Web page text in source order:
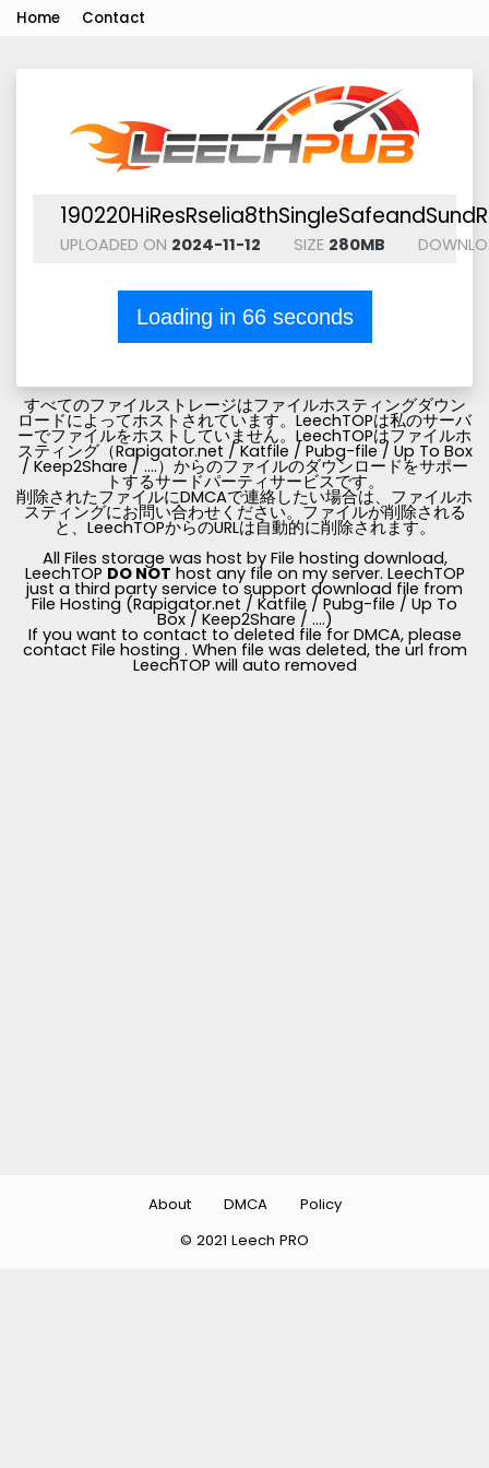
Home Contact
UPLOADED ON 2024-11-12 SIZE 280MB
Loading in 66seconds
すべてのファイルストレージはファイルホスティングダウン
ロードによってホストされています。LeechTOPは私のサーバ
ーでファイルをホストしていません。LeechTOPはファイルホ
スティング（Rapigator.net / Katfile / Pubg-file / Up To Box
/ Keep2Share / ....）からのファイルのダウンロードをサポー
トするサードパーティサービスです。
削除されたファイルにDMCAで連絡したい場合は、ファイルホ
スティングにお問い合わせください。ファイルが削除される
と、LeechTOPからのURLは自動的に削除されます。
All Files storage was host by File hosting download,
LeechTOP DO NOT host any file on my server. LeechTOP
just a third party service to support download file from
File Hosting (Rapigator.net / Katfile / Pubg-file / Up To
Box / Keep2Share / ....)
If you want to contact to deleted file for DMCA, please
contact File hosting . When file was deleted, the url from
LeechTOP will auto removed
© 2021 Leech PRO
About DMCA Policy